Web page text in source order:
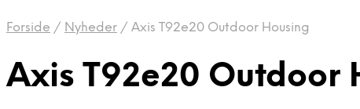
Forside / Nyheder / Axis T92e20 Outdoor Housing
Axis T92e20 Outdoor